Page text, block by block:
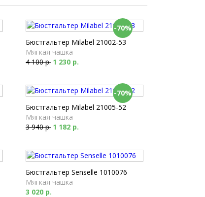
-70%
Бюстгальтер Milabel 21002-53
Мягкая чашка
4 100 р. 1 230 р.
-70%
Бюстгальтер Milabel 21005-52
Мягкая чашка
3 940 р. 1 182 р.
Бюстгальтер Senselle 1010076
Мягкая чашка
3 020 р.